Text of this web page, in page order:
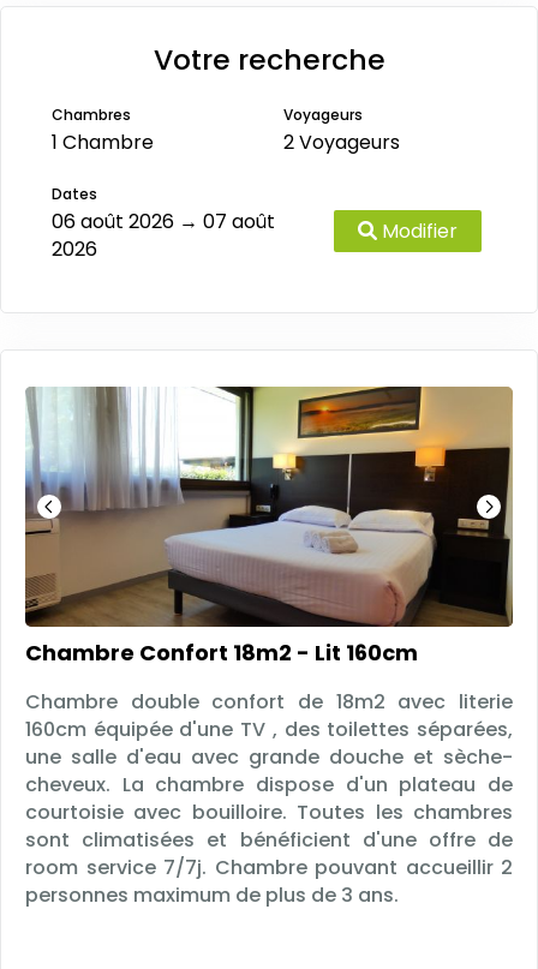
Votre recherche
Chambres
1 Chambre
Voyageurs
2 Voyageurs
Dates
06 août 2026 → 07 août
2026
Modifier
Chambre Confort 18m2 - Lit 160cm
Chambre double confort de 18m2 avec literie
160cm équipée d'une TV , des toilettes séparées,
une salle d'eau avec grande douche et sèche-
cheveux. La chambre dispose d'un plateau de
courtoisie avec bouilloire. Toutes les chambres
sont climatisées et bénéficient d'une offre de
room service 7/7j. Chambre pouvant accueillir 2
personnes maximum de plus de 3 ans.